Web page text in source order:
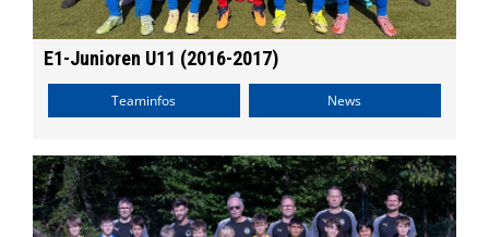
E1-Junioren U11 (2016-2017)
Teaminfos News